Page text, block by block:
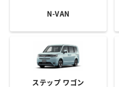
N-VAN
ステップ ワゴン